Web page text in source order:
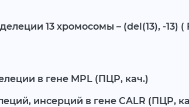
13 хромосомы – (del(13), -13) (
в гене MPL (ПЦР, кач.)
инсерций в гене CALR (ПЦР,